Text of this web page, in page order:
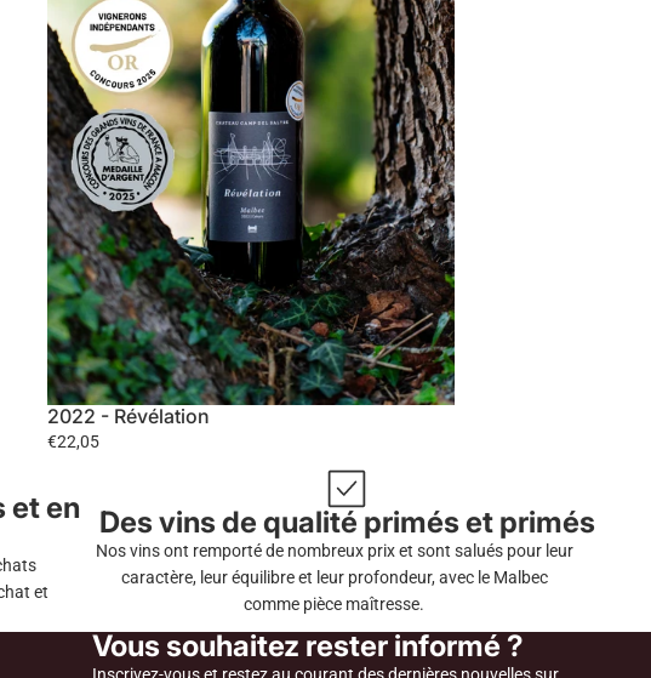
2022 - Révélation
€22,05
et en
et
Des vins de qualité primés et primés
Nos vins ont remporté de nombreux prix et sont salués pour leur
caractère, leur équilibre et leur profondeur, avec le Malbec
comme pièce maîtresse.
Vous souhaitez rester informé ?
Inscrivez-vous et restez au courant des dernières nouvelles sur